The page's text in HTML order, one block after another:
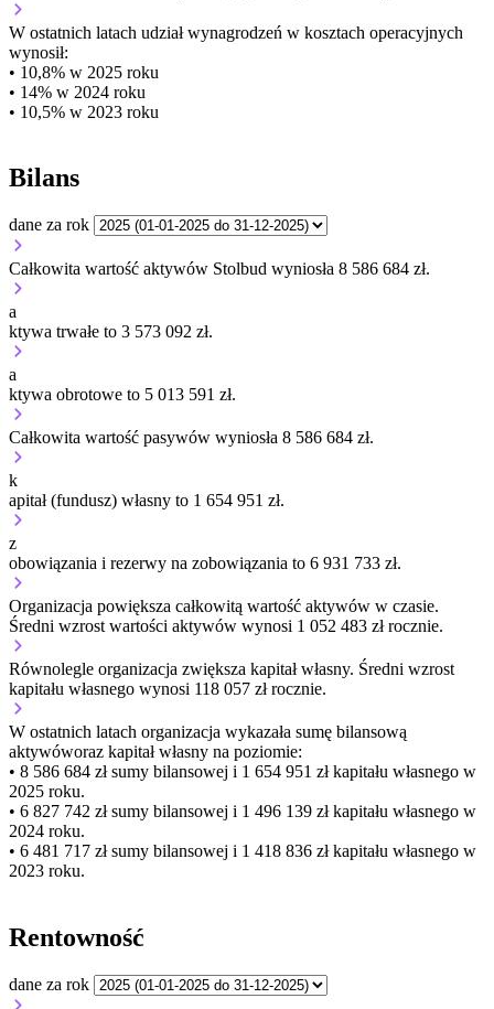
W ostatnich latach udział wynagrodzeń w kosztach operacyjnych
wynosił:
• 10,8% w 2025 roku
• 14% w 2024 roku
• 10,5% w 2023 roku
Bilans
dane za rok
Całkowita wartość aktywów Stolbud wyniosła 8 586 684 zł.
a
ktywa trwałe to 3 573 092 zł.
a
ktywa obrotowe to 5 013 591 zł.
Całkowita wartość pasywów wyniosła 8 586 684 zł.
k
apitał (fundusz) własny to 1 654 951 zł.
z
obowiązania i rezerwy na zobowiązania to 6 931 733 zł.
Organizacja powiększa całkowitą wartość aktywów w czasie.
Średni wzrost wartości aktywów wynosi 1 052 483 zł rocznie.
Równolegle organizacja zwiększa kapitał własny. Średni wzrost
kapitału własnego wynosi 118 057 zł rocznie.
W ostatnich latach organizacja wykazała sumę bilansową
aktywóworaz kapitał własny na poziomie:
• 8 586 684 złsumy bilansowej i 1 654 951 zł kapitału własnego w
2025 roku.
• 6 827 742 złsumy bilansowej i 1 496 139 zł kapitału własnego w
2024 roku.
• 6 481 717 złsumy bilansowej i 1 418 836 zł kapitału własnego w
2023 roku.
Rentowność
dane za rok